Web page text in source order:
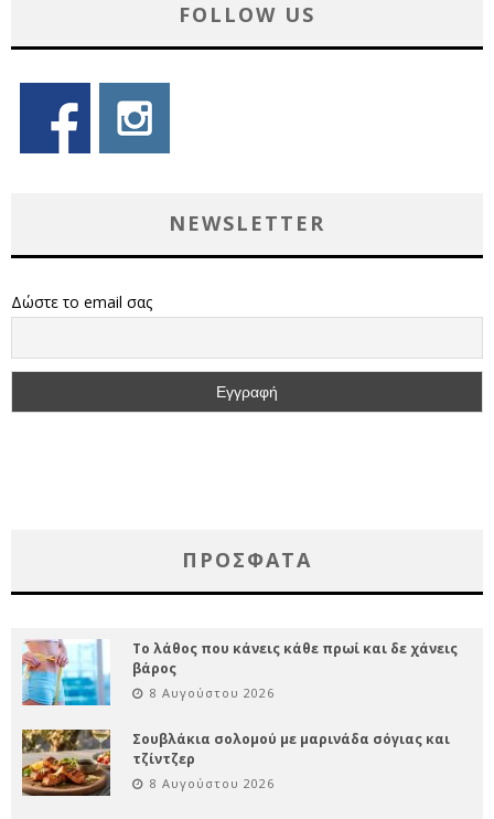
FOLLOW US
NEWSLETTER
Δώστε το email σας
ΠΡΌΣΦΑΤΑ
Το λάθος που κάνεις κάθε πρωί και δε χάνεις
βάρος
8 Αυγούστου 2026
Σουβλάκια σολομού με μαρινάδα σόγιας και
τζίντζερ
8 Αυγούστου 2026